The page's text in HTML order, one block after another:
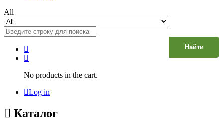
All
Найти
No products in the cart.
Log in
Каталог